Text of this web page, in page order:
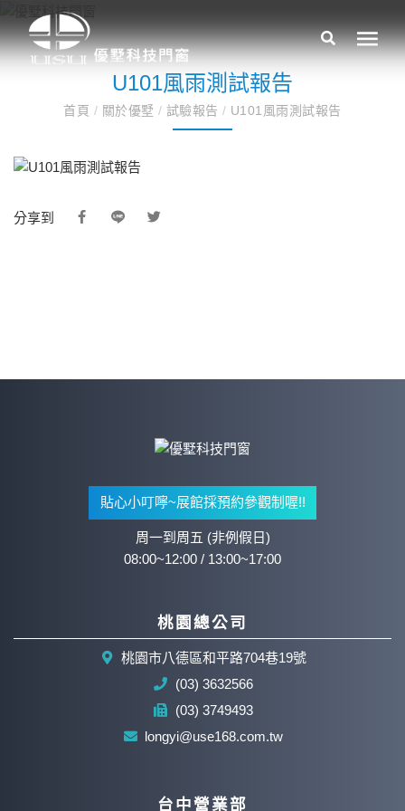
U101風雨測試報告
首頁 / 關於優墅 / 試驗報告/ U101風雨測試報告
分享到
貼心小叮嚀~展館採預約參觀制喔!!
周一到周五 (非例假日)
08:00~12:00 / 13:00~17:00
桃園總公司
桃園市八德區和平路704巷19號
(03) 3632566
(03) 3749493
longyi@use168.com.tw
台中營業部